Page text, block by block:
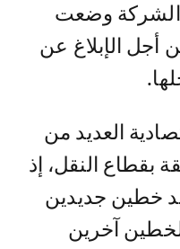
الشركة وضعت
أجل الإبلاغ عن
العديد من
بقطاع النقل، إذ
خطين جديدين
آخرين